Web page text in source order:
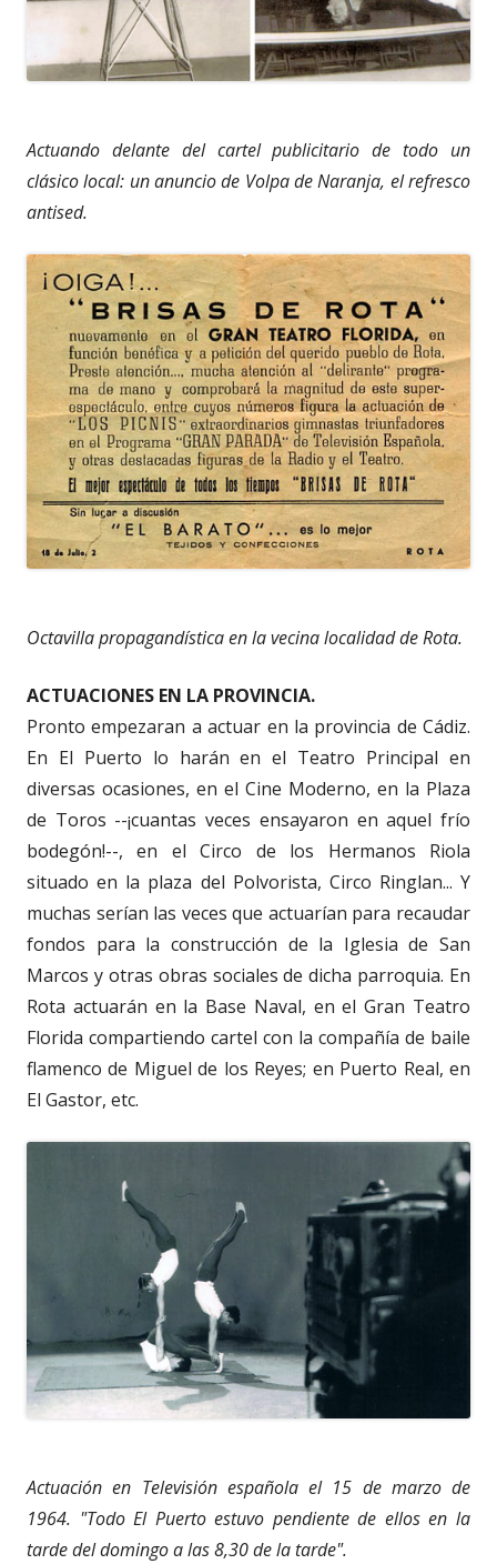
Actuando delante del cartel publicitario de todo un
clásico local: un anuncio de Volpa de Naranja, el refresco
antised.
Octavilla propagandística en la vecina localidad de Rota.
ACTUACIONES EN LA PROVINCIA.
Pronto empezaran a actuar en la provincia de Cádiz.
En El Puerto lo harán en el Teatro Principal en
diversas ocasiones, en el Cine Moderno, en la Plaza
de Toros --¡cuantas veces ensayaron en aquel frío
bodegón!--, en el Circo de los Hermanos Riola
situado en la plaza del Polvorista, Circo Ringlan... Y
muchas serían las veces que actuarían para recaudar
fondos para la construcción de la Iglesia de San
Marcos y otras obras sociales de dicha parroquia. En
Rota actuarán en la Base Naval, en el Gran Teatro
Florida compartiendo cartel con la compañía de baile
flamenco de Miguel de los Reyes; en Puerto Real, en
El Gastor, etc.
Actuación en Televisión española el 15 de marzo de
1964. "Todo El Puerto estuvo pendiente de ellos en la
tarde del domingo a las 8,30 de la tarde".